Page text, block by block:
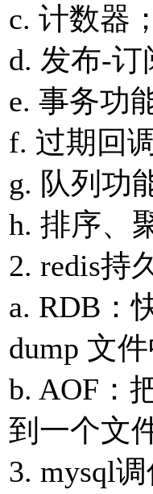
c. 计数器；
d. 发布-订
e. 事务功
f. 过期回
g. 队列功
h. 排序、
2. redis持
a. RDB：
dump ⽂
b. AOF：
到⼀个⽂
3. mysql